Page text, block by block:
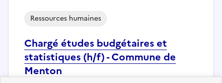
Chargé études budgétaires et
statistiques (h/f) - Commune de
Menton
Ressources humaines